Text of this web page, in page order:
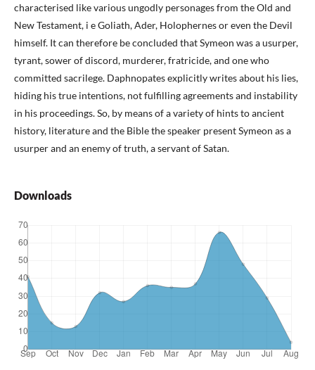
characterised like various ungodly personages from the Old and
New Testament, i e Goliath, Ader, Holophernes or even the Devil
himself. It can therefore be concluded that Symeon was a usurper,
tyrant, sower of discord, murderer, fratricide, and one who
committed sacrilege. Daphnopates explicitly writes about his lies,
hiding his true intentions, not fulfilling agreements and instability
in his proceedings. So, by means of a variety of hints to ancient
history, literature and the Bible the speaker present Symeon as a
usurper and an enemy of truth, a servant of Satan.
Downloads